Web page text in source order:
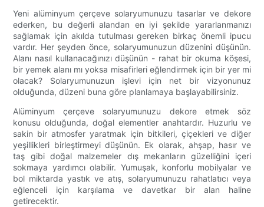
Yeni alüminyum çerçeve solaryumunuzu tasarlar ve dekore
ederken, bu değerli alandan en iyi şekilde yararlanmanızı
sağlamak için akılda tutulması gereken birkaç önemli ipucu
vardır. Her şeyden önce, solaryumunuzun düzenini düşünün.
Alanı nasıl kullanacağınızı düşünün - rahat bir okuma köşesi,
bir yemek alanı mı yoksa misafirleri eğlendirmek için bir yer mi
olacak? Solaryumunuzun işlevi için net bir vizyonunuz
olduğunda, düzeni buna göre planlamaya başlayabilirsiniz.
Alüminyum çerçeve solaryumunuzu dekore etmek söz
konusu olduğunda, doğal elementler anahtardır. Huzurlu ve
sakin bir atmosfer yaratmak için bitkileri, çiçekleri ve diğer
yeşillikleri birleştirmeyi düşünün. Ek olarak, ahşap, hasır ve
taş gibi doğal malzemeler dış mekanların güzelliğini içeri
sokmaya yardımcı olabilir. Yumuşak, konforlu mobilyalar ve
bol miktarda yastık ve atış, solaryumunuzu rahatlatıcı veya
eğlenceli için karşılama ve davetkar bir alan haline
getirecektir.